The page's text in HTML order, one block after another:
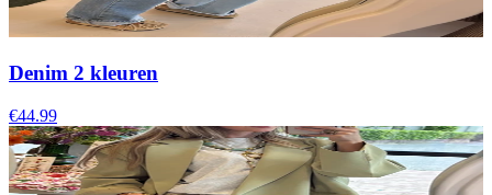
Denim 2 kleuren
€44.99